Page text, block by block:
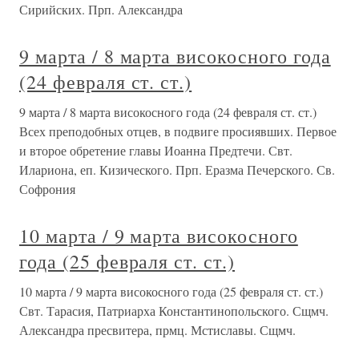
Сирийских. Прп. Александра
9 марта / 8 марта високосного года
(24 февраля ст. ст.)
9 марта / 8 марта високосного года (24 февраля ст. ст.)
Всех преподобных отцев, в подвиге просиявших. Первое
и второе обретение главы Иоанна Предтечи. Свт.
Илариона, еп. Кизического. Прп. Еразма Печерского. Св.
Софрония
10 марта / 9 марта високосного
года (25 февраля ст. ст.)
10 марта / 9 марта високосного года (25 февраля ст. ст.)
Свт. Тарасия, Патриарха Константинопольского. Сщмч.
Александра пресвитера, прмц. Мстиславы. Сщмч.